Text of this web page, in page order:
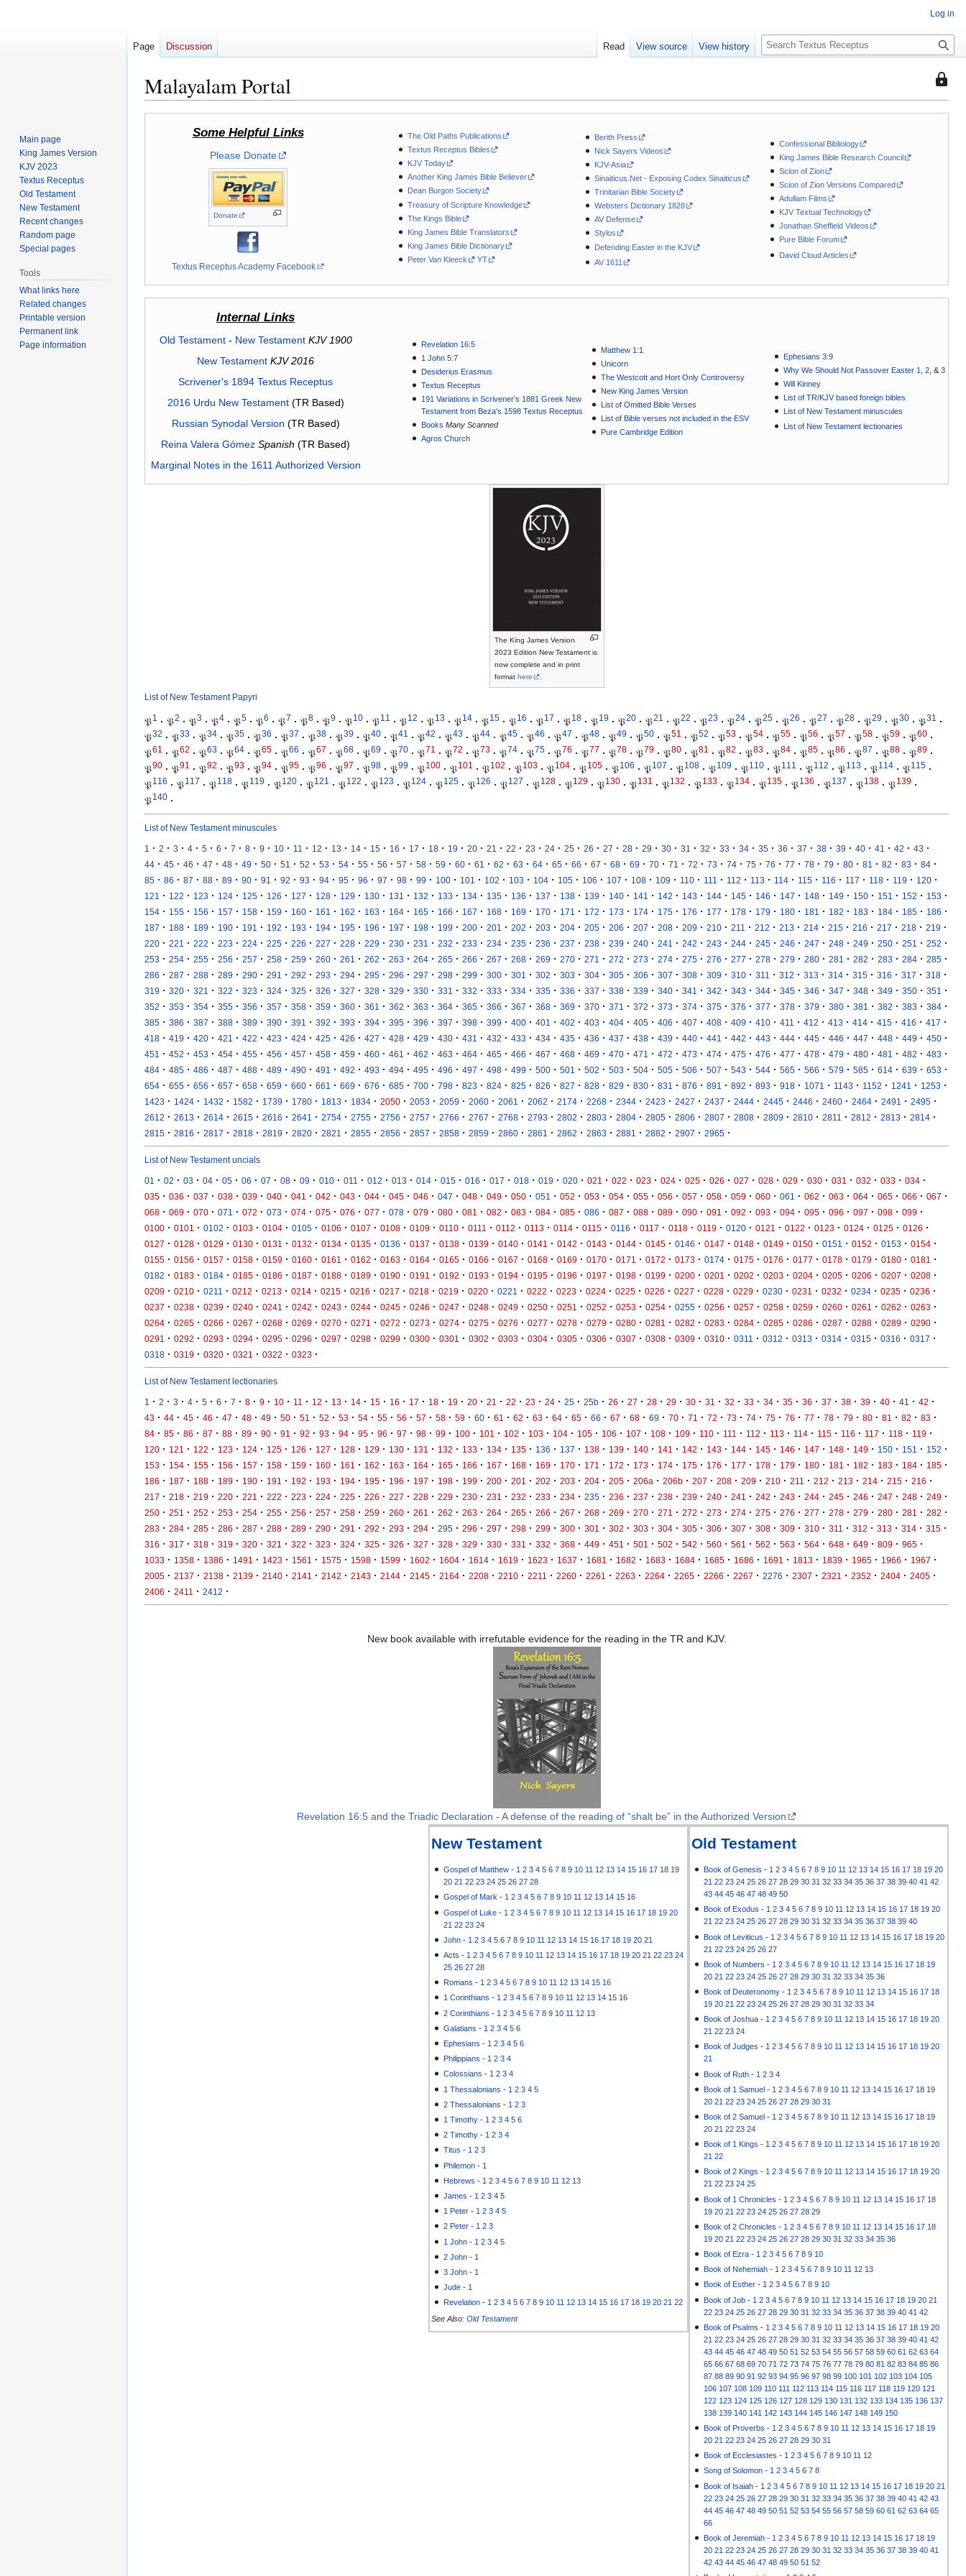
This
is
edit
it.
Malayalam Portal
Some Helpful Links
Please Donate
Donate
Textus Receptus Academy Facebook
The Old Paths Publications
Textus Receptus Bibles
KJV Today
Another King James Bible Believer
Dean Burgon Society
Treasury of Scripture Knowledge
The Kings Bible
King James Bible Translators
King James Bible Dictionary
Peter Van Kleeck
YT
Berith Press
Nick Sayers Videos
KJV-Asia
Sinaiticus.Net - Exposing Codex Sinaiticus
Trinitarian Bible Society
Websters Dictionary 1828
AV Defense
Stylos
Defending Easter in the KJV
AV 1611
Confessional Bibliology
King James Bible Research Council
Scion of Zion
Scion of Zion Versions Compared
Adullam Films
KJV Textual Technology
Jonathan Sheffield Videos
Pure Bible Forum
David Cloud Articles
Internal Links
Old Testament- New Testament KJV 1900
New Testament KJV 2016
Scrivener's 1894 Textus Receptus
2016 Urdu New Testament(TR Based)
Russian Synodal Version (TR Based)
Reina Valera Gómez Spanish (TR Based)
Marginal Notes in the 1611 Authorized Version
Revelation 16:5
1 John 5:7
Desiderius Erasmus
Textus Receptus
191 Variations in Scrivener’s 1881 Greek New
Testament from Beza's 1598 Textus Receptus
Books Many Scanned
Agros Church
Matthew 1:1
Unicorn
The Westcott and Hort Only Controversy
New King James Version
List of Omitted Bible Verses
List of Bible verses not included in the ESV
Pure Cambridge Edition
Ephesians 3:9
Why We Should Not Passover Easter 1
,2 , &3
Will Kinney
List of TR/KJV based foreign bibles
List of New Testament minuscules
List of New Testament lectionaries
The King James Version
2023 Edition New Testament is
now complete and in print
format here .
List of New Testament Papyri
𝔓1 · 𝔓2 · 𝔓3 · 𝔓4 · 𝔓5 · 𝔓6 · 𝔓7 · 𝔓8 · 𝔓9 · 𝔓10 · 𝔓11 · 𝔓12 · 𝔓13 · 𝔓14 · 𝔓15 · 𝔓16 · 𝔓17 · 𝔓18 · 𝔓19 · 𝔓20 · 𝔓21 · 𝔓22 · 𝔓23 · 𝔓24 · 𝔓25 · 𝔓26 · 𝔓27 · 𝔓28 · 𝔓29 · 𝔓30 · 𝔓31
·
𝔓32 · 𝔓33 · 𝔓34 · 𝔓35 · 𝔓36 · 𝔓37 · 𝔓38 · 𝔓39 · 𝔓40 · 𝔓41 · 𝔓42 · 𝔓43 · 𝔓44 · 𝔓45 · 𝔓46 · 𝔓47 · 𝔓48 · 𝔓49 · 𝔓50 · 𝔓51 · 𝔓52 · 𝔓53 · 𝔓54 · 𝔓55 · 𝔓56 · 𝔓57 · 𝔓58 · 𝔓59 · 𝔓60 ·
𝔓61 · 𝔓62 · 𝔓63 · 𝔓64 · 𝔓65 · 𝔓66 · 𝔓67 · 𝔓68 · 𝔓69 · 𝔓70 · 𝔓71 · 𝔓72 · 𝔓73 · 𝔓74 · 𝔓75 · 𝔓76 · 𝔓77 · 𝔓78 · 𝔓79 · 𝔓80 · 𝔓81 · 𝔓82 · 𝔓83 · 𝔓84 · 𝔓85 · 𝔓86 · 𝔓87 · 𝔓88 · 𝔓89 ·
𝔓90 · 𝔓91 · 𝔓92 · 𝔓93 · 𝔓94 · 𝔓95 · 𝔓96 · 𝔓97 · 𝔓98 · 𝔓99 · 𝔓100 · 𝔓101 · 𝔓102 · 𝔓103 · 𝔓104 · 𝔓105 · 𝔓106 · 𝔓107 · 𝔓108 · 𝔓109 · 𝔓110 · 𝔓111 · 𝔓112 · 𝔓113 · 𝔓114 · 𝔓115 ·
𝔓116 · 𝔓117 · 𝔓118 · 𝔓119 · 𝔓120 · 𝔓121 · 𝔓122 · 𝔓123 · 𝔓124 · 𝔓125 · 𝔓126 · 𝔓127 · 𝔓128 · 𝔓129 · 𝔓130 · 𝔓131 · 𝔓132 · 𝔓133 · 𝔓134 · 𝔓135 · 𝔓136 · 𝔓137 · 𝔓138 · 𝔓139 ·
𝔓140 ·
List of New Testament minuscules
1 · 2 · 3 · 4 · 5 · 6 · 7 · 8 · 9 · 10 · 11 · 12 · 13 · 14 · 15 · 16 · 17 · 18 · 19 · 20 · 21 · 22 · 23 · 24 · 25 · 26 · 27 · 28 · 29 · 30 · 31 · 32 · 33 · 34 · 35 · 36 · 37 · 38 · 39 · 40 · 41 · 42 · 43 ·
44 · 45 · 46 · 47 · 48 · 49 · 50 · 51 · 52 · 53 · 54 · 55 · 56 · 57 · 58 · 59 · 60 · 61 · 62 · 63 · 64 · 65 · 66 · 67 · 68 · 69 · 70 · 71 · 72 · 73 · 74 · 75 · 76 · 77 · 78 · 79 · 80 · 81 · 82 · 83 · 84 ·
85 · 86 · 87 · 88 · 89 · 90 · 91 · 92 · 93 · 94 · 95 · 96 · 97 · 98 · 99 · 100 · 101 · 102 · 103 · 104 · 105 · 106 · 107 · 108 · 109 · 110 · 111 · 112 · 113 · 114 · 115 · 116 · 117 · 118 · 119 · 120 ·
121 · 122 · 123 · 124 · 125 · 126 · 127 · 128 · 129 · 130 · 131 · 132 · 133 · 134 · 135 · 136 · 137 · 138 · 139 · 140 · 141 · 142 · 143 · 144 · 145 · 146 · 147 · 148 · 149 · 150 · 151 · 152 · 153 ·
154 · 155 · 156 · 157 · 158 · 159 · 160 · 161 · 162 · 163 · 164 · 165 · 166 · 167 · 168 · 169 · 170 · 171 · 172 · 173 · 174 · 175 · 176 · 177 · 178 · 179 · 180 · 181 · 182 · 183 · 184 · 185 · 186 ·
187 · 188 · 189 · 190 · 191 · 192 · 193 · 194 · 195 · 196 · 197 · 198 · 199 · 200 · 201 · 202 · 203 · 204 · 205 · 206 · 207 · 208 · 209 · 210 · 211 · 212 · 213 · 214 · 215 · 216 · 217 · 218 · 219 ·
220 · 221 · 222 · 223 · 224 · 225 · 226 · 227 · 228 · 229 · 230 · 231 · 232 · 233 · 234 · 235 · 236 · 237 · 238 · 239 · 240 · 241 · 242 · 243 · 244 · 245 · 246 · 247 · 248 · 249 · 250 · 251 · 252 ·
253 · 254 · 255 · 256 · 257 · 258 · 259 · 260 · 261 · 262 · 263 · 264 · 265 · 266 · 267 · 268 · 269 · 270 · 271 · 272 · 273 · 274 · 275 · 276 · 277 · 278 · 279 · 280 · 281 · 282 · 283 · 284 · 285 ·
286 · 287 · 288 · 289 · 290 · 291 · 292 · 293 · 294 · 295 · 296 · 297 · 298 · 299 · 300 · 301 · 302 · 303 · 304 · 305 · 306 · 307 · 308 · 309 · 310 · 311 · 312 · 313 · 314 · 315 · 316 · 317 · 318 ·
319 · 320 · 321 · 322 · 323 · 324 · 325 · 326 · 327 · 328 · 329 · 330 · 331 · 332 · 333 · 334 · 335 · 336 · 337 · 338 · 339 · 340 · 341 · 342 · 343 · 344 · 345 · 346 · 347 · 348 · 349 · 350 · 351 ·
352 · 353 · 354 · 355 · 356 · 357 · 358 · 359 · 360 · 361 · 362 · 363 · 364 · 365 · 366 · 367 · 368 · 369 · 370 · 371 · 372 · 373 · 374 · 375 · 376 · 377 · 378 · 379 · 380 · 381 · 382 · 383 · 384 ·
385 · 386 · 387 · 388 · 389 · 390 · 391 · 392 · 393 · 394 · 395 · 396 · 397 · 398 · 399 · 400 · 401 · 402 · 403 · 404 · 405 · 406 · 407 · 408 · 409 · 410 · 411 · 412 · 413 · 414 · 415 · 416 · 417 ·
418 · 419 · 420 · 421 · 422 · 423 · 424 · 425 · 426 · 427 · 428 · 429 · 430 · 431 · 432 · 433 · 434 · 435 · 436 · 437 · 438 · 439 · 440 · 441 · 442 · 443 · 444 · 445 · 446 · 447 · 448 · 449 · 450 ·
451 · 452 · 453 · 454 · 455 · 456 · 457 · 458 · 459 · 460 · 461 · 462 · 463 · 464 · 465 · 466 · 467 · 468 · 469 · 470 · 471 · 472 · 473 · 474 · 475 · 476 · 477 · 478 · 479 · 480 · 481 · 482 · 483 ·
484 · 485 · 486 · 487 · 488 · 489 · 490 · 491 · 492 · 493 · 494 · 495 · 496 · 497 · 498 · 499 · 500 · 501 · 502 · 503 · 504 · 505 · 506 · 507 · 543 · 544 · 565 · 566 · 579 · 585 · 614 · 639 · 653 ·
654 · 655 · 656 · 657 · 658 · 659 · 660 · 661 · 669 · 676 · 685 · 700 · 798 · 823 · 824 · 825 · 826 · 827 · 828 · 829 · 830 · 831 · 876 · 891 · 892 · 893 · 918 · 1071 · 1143 · 1152 · 1241 · 1253 ·
1423 · 1424 · 1432 · 1582 · 1739 · 1780 · 1813 · 1834 · 2050 · 2053 · 2059 · 2060 · 2061 · 2062 · 2174 · 2268 · 2344 · 2423 · 2427 · 2437 · 2444 · 2445 · 2446 · 2460 · 2464 · 2491 · 2495 ·
2612 · 2613 · 2614 · 2615 · 2616 · 2641 · 2754 · 2755 · 2756 · 2757 · 2766 · 2767 · 2768 · 2793 · 2802 · 2803 · 2804 · 2805 · 2806 · 2807 · 2808 · 2809 · 2810 · 2811 · 2812 · 2813 · 2814 ·
2815 · 2816 · 2817 · 2818 · 2819 · 2820 · 2821 · 2855 · 2856 · 2857 · 2858 · 2859 · 2860 · 2861 · 2862 · 2863 · 2881 · 2882 · 2907 · 2965 ·
List of New Testament uncials
01 · 02 · 03 · 04 · 05 · 06 · 07 · 08 · 09 · 010 · 011 · 012 · 013 · 014 · 015 · 016 · 017 · 018 · 019 · 020 · 021 · 022 · 023 · 024 · 025 · 026 · 027 · 028 · 029 · 030 · 031 · 032 · 033 · 034 ·
035 · 036 · 037 · 038 · 039 · 040 · 041 · 042 · 043 · 044 · 045 · 046 · 047 · 048 · 049 · 050 · 051 · 052 · 053 · 054 · 055 · 056 · 057 · 058 · 059 · 060 · 061 · 062 · 063 · 064 · 065 · 066 · 067 ·
068 · 069 · 070 · 071 · 072 · 073 · 074 · 075 · 076 · 077 · 078 · 079 · 080 · 081 · 082 · 083 · 084 · 085 · 086 · 087 · 088 · 089 · 090 · 091 · 092 · 093 · 094 · 095 · 096 · 097 · 098 · 099 ·
0100 · 0101 · 0102 · 0103 · 0104 · 0105 · 0106 · 0107 · 0108 · 0109 · 0110 · 0111 · 0112 · 0113 · 0114 · 0115 · 0116 · 0117 · 0118 · 0119 · 0120 · 0121 · 0122 · 0123 · 0124 · 0125 · 0126 ·
0127 · 0128 · 0129 · 0130 · 0131 · 0132 · 0134 · 0135 · 0136 · 0137 · 0138 · 0139 · 0140 · 0141 · 0142 · 0143 · 0144 · 0145 · 0146 · 0147 · 0148 · 0149 · 0150 · 0151 · 0152 · 0153 · 0154 ·
0155 · 0156 · 0157 · 0158 · 0159 · 0160 · 0161 · 0162 · 0163 · 0164 · 0165 · 0166 · 0167 · 0168 · 0169 · 0170 · 0171 · 0172 · 0173 · 0174 · 0175 · 0176 · 0177 · 0178 · 0179 · 0180 · 0181 ·
0182 · 0183 · 0184 · 0185 · 0186 · 0187 · 0188 · 0189 · 0190 · 0191 · 0192 · 0193 · 0194 · 0195 · 0196 · 0197 · 0198 · 0199 · 0200 · 0201 · 0202 · 0203 · 0204 · 0205 · 0206 · 0207 · 0208 ·
0209 · 0210 · 0211 · 0212 · 0213 · 0214 · 0215 · 0216 · 0217 · 0218 · 0219 · 0220 · 0221 · 0222 · 0223 · 0224 · 0225 · 0226 · 0227 · 0228 · 0229 · 0230 · 0231 · 0232 · 0234 · 0235 · 0236 ·
0237 · 0238 · 0239 · 0240 · 0241 · 0242 · 0243 · 0244 · 0245 · 0246 · 0247 · 0248 · 0249 · 0250 · 0251 · 0252 · 0253 · 0254 · 0255 · 0256 · 0257 · 0258 · 0259 · 0260 · 0261 · 0262 · 0263 ·
0264 · 0265 · 0266 · 0267 · 0268 · 0269 · 0270 · 0271 · 0272 · 0273 · 0274 · 0275 · 0276 · 0277 · 0278 · 0279 · 0280 · 0281 · 0282 · 0283 · 0284 · 0285 · 0286 · 0287 · 0288 · 0289 · 0290 ·
0291 · 0292 · 0293 · 0294 · 0295 · 0296 · 0297 · 0298 · 0299 · 0300 · 0301 · 0302 · 0303 · 0304 · 0305 · 0306 · 0307 · 0308 · 0309 · 0310 · 0311 · 0312 · 0313 · 0314 · 0315 · 0316 · 0317 ·
0318 · 0319 · 0320 · 0321 · 0322 · 0323 ·
List of New Testament lectionaries
1 · 2 · 3 · 4 · 5 · 6 · 7 · 8 · 9 · 10 · 11 · 12 · 13 · 14 · 15 · 16 · 17 · 18 · 19 · 20 · 21 · 22 · 23 · 24 · 25 · 25b · 26 · 27 · 28 · 29 · 30 · 31 · 32 · 33 · 34 · 35 · 36 · 37 · 38 · 39 · 40 · 41 · 42 ·
43 · 44 · 45 · 46 · 47 · 48 · 49 · 50 · 51 · 52 · 53 · 54 · 55 · 56 · 57 · 58 · 59 · 60 · 61 · 62 · 63 · 64 · 65 · 66 · 67 · 68 · 69 · 70 · 71 · 72 · 73 · 74 · 75 · 76 · 77 · 78 · 79 · 80 · 81 · 82 · 83 ·
84 · 85 · 86 · 87 · 88 · 89 · 90 · 91 · 92 · 93 · 94 · 95 · 96 · 97 · 98 · 99 · 100 · 101 · 102 · 103 · 104 · 105 · 106 · 107 · 108 · 109 · 110 · 111 · 112 · 113 · 114 · 115 · 116 · 117 · 118 · 119 ·
120 · 121 · 122 · 123 · 124 · 125 · 126 · 127 · 128 · 129 · 130 · 131 · 132 · 133 · 134 · 135 · 136 · 137 · 138 · 139 · 140 · 141 · 142 · 143 · 144 · 145 · 146 · 147 · 148 · 149 · 150 · 151 · 152 ·
153 · 154 · 155 · 156 · 157 · 158 · 159 · 160 · 161 · 162 · 163 · 164 · 165 · 166 · 167 · 168 · 169 · 170 · 171 · 172 · 173 · 174 · 175 · 176 · 177 · 178 · 179 · 180 · 181 · 182 · 183 · 184 · 185 ·
186 · 187 · 188 · 189 · 190 · 191 · 192 · 193 · 194 · 195 · 196 · 197 · 198 · 199 · 200 · 201 · 202 · 203 · 204 · 205 · 206a · 206b · 207 · 208 · 209 · 210 · 211 · 212 · 213 · 214 · 215 · 216 ·
217 · 218 · 219 · 220 · 221 · 222 · 223 · 224 · 225 · 226 · 227 · 228 · 229 · 230 · 231 · 232 · 233 · 234 · 235 · 236 · 237 · 238 · 239 · 240 · 241 · 242 · 243 · 244 · 245 · 246 · 247 · 248 · 249 ·
250 · 251 · 252 · 253 · 254 · 255 · 256 · 257 · 258 · 259 · 260 · 261 · 262 · 263 · 264 · 265 · 266 · 267 · 268 · 269 · 270 · 271 · 272 · 273 · 274 · 275 · 276 · 277 · 278 · 279 · 280 · 281 · 282 ·
283 · 284 · 285 · 286 · 287 · 288 · 289 · 290 · 291 · 292 · 293 · 294 · 295 · 296 · 297 · 298 · 299 · 300 · 301 · 302 · 303 · 304 · 305 · 306 · 307 · 308 · 309 · 310 · 311 · 312 · 313 · 314 · 315 ·
316 · 317 · 318 · 319 · 320 · 321 · 322 · 323 · 324 · 325 · 326 · 327 · 328 · 329 · 330 · 331 · 332 · 368 · 449 · 451 · 501 · 502 · 542 · 560 · 561 · 562 · 563 · 564 · 648 · 649 · 809 · 965 ·
1033 · 1358 · 1386 · 1491 · 1423 · 1561 · 1575 · 1598 · 1599 · 1602 · 1604 · 1614 · 1619 · 1623 · 1637 · 1681 · 1682 · 1683 · 1684 · 1685 · 1686 · 1691 · 1813 · 1839 · 1965 · 1966 · 1967 ·
2005 · 2137 · 2138 · 2139 · 2140 · 2141 · 2142 · 2143 · 2144 · 2145 · 2164 · 2208 · 2210 · 2211 · 2260 · 2261 · 2263 · 2264 · 2265 · 2266 · 2267 · 2276 · 2307 · 2321 · 2352 · 2404 · 2405 ·
2406 · 2411 · 2412 ·
New book available with irrefutable evidence for the reading in the TR and KJV.
Revelation 16:5 and the Triadic Declaration - A defense of the reading of “shalt be” in the Authorized Version
Old Testament
Book of Genesis - 1 2 3 4 5 6 7 8 9 10 11 12 13 14 15 16 17 18 19 20
21 22 23 24 25 26 27 28 29 30 31 32 33 34 35 36 37 38 39 40 41 42
43 44 45 46 47 48 49 50
Book of Exodus - 1 2 3 4 5 6 7 8 9 10 11 12 13 14 15 16 17 18 19 20
21 22 23 24 25 26 27 28 29 30 31 32 33 34 35 36 37 38 39 40
Book of Leviticus - 1 2 3 4 5 6 7 8 9 10 11 12 13 14 15 16 17 18 19 20
21 22 23 24 25 26 27
Book of Numbers - 1 2 3 4 5 6 7 8 9 10 11 12 13 14 15 16 17 18 19
20 21 22 23 24 25 26 27 28 29 30 31 32 33 34 35 36
Book of Deuteronomy - 1 2 3 4 5 6 7 8 9 10 11 12 13 14 15 16 17 18
19 20 21 22 23 24 25 26 27 28 29 30 31 32 33 34
Book of Joshua - 1 2 3 4 5 6 7 8 9 10 11 12 13 14 15 16 17 18 19 20
21 22 23 24
Book of Judges - 1 2 3 4 5 6 7 8 9 10 11 12 13 14 15 16 17 18 19 20
21
Book of Ruth - 1 2 3 4
Book of 1 Samuel - 1 2 3 4 5 6 7 8 9 10 11 12 13 14 15 16 17 18 19
20 21 22 23 24 25 26 27 28 29 30 31
Book of 2 Samuel - 1 2 3 4 5 6 7 8 9 10 11 12 13 14 15 16 17 18 19
20 21 22 23 24
Book of 1 Kings - 1 2 3 4 5 6 7 8 9 10 11 12 13 14 15 16 17 18 19 20
21 22
Book of 2 Kings - 1 2 3 4 5 6 7 8 9 10 11 12 13 14 15 16 17 18 19 20
21 22 23 24 25
Book of 1 Chronicles - 1 2 3 4 5 6 7 8 9 10 11 12 13 14 15 16 17 18
19 20 21 22 23 24 25 26 27 28 29
Book of 2 Chronicles - 1 2 3 4 5 6 7 8 9 10 11 12 13 14 15 16 17 18
19 20 21 22 23 24 25 26 27 28 29 30 31 32 33 34 35 36
Book of Ezra - 1 2 3 4 5 6 7 8 9 10
Book of Nehemiah - 1 2 3 4 5 6 7 8 9 10 11 12 13
Book of Esther - 1 2 3 4 5 6 7 8 9 10
Book of Job - 1 2 3 4 5 6 7 8 9 10 11 12 13 14 15 16 17 18 19 20 21
22 23 24 25 26 27 28 29 30 31 32 33 34 35 36 37 38 39 40 41 42
Book of Psalms - 1 2 3 4 5 6 7 8 9 10 11 12 13 14 15 16 17 18 19 20
21 22 23 24 25 26 27 28 29 30 31 32 33 34 35 36 37 38 39 40 41 42
43 44 45 46 47 48 49 50 51 52 53 54 55 56 57 58 59 60 61 62 63 64
65 66 67 68 69 70 71 72 73 74 75 76 77 78 79 80 81 82 83 84 85 86
87 88 89 90 91 92 93 94 95 96 97 98 99 100 101 102 103 104 105
106 107 108 109 110 111 112 113 114 115 116 117 118 119 120 121
122 123 124 125 126 127 128 129 130 131 132 133 134 135 136 137
138 139 140 141 142 143 144 145 146 147 148 149 150
Book of Proverbs - 1 2 3 4 5 6 7 8 9 10 11 12 13 14 15 16 17 18 19
20 21 22 23 24 25 26 27 28 29 30 31
Book of Ecclesiastes - 1 2 3 4 5 6 7 8 9 10 11 12
Song of Solomon -1 2 3 4 5 6 7 8
Book of Isaiah - 1 2 3 4 5 6 7 8 9 10 11 12 13 14 15 16 17 18 19 20 21
22 23 24 25 26 27 28 29 30 31 32 33 34 35 36 37 38 39 40 41 42 43
44 45 46 47 48 49 50 51 52 53 54 55 56 57 58 59 60 61 62 63 64 65
66
Book of Jeremiah - 1 2 3 4 5 6 7 8 9 10 11 12 13 14 15 16 17 18 19
20 21 22 23 24 25 26 27 28 29 30 31 32 33 34 35 36 37 38 39 40 41
42 43 44 45 46 47 48 49 50 51 52
New Testament
Gospel of Matthew - 1 2 3 4 5 6 7 8 9 10 11 12 13 14 15 16 17 18 19
20 21 22 23 24 25 26 27 28
Gospel of Mark - 1 2 3 4 5 6 7 8 9 10 11 12 13 14 15 16
Gospel of Luke - 1 2 3 4 5 6 7 8 9 10 11 12 13 14 15 16 17 18 19 20
21 22 23 24
John - 1 2 3 4 5 6 7 8 9 10 11 12 13 14 15 16 17 18 19 20 21
Acts - 1 2 3 4 5 6 7 8 9 10 11 12 13 14 15 16 17 18 19 20 21 22 23 24
25 26 27 28
Romans - 1 2 3 4 5 6 7 8 9 10 11 12 13 14 15 16
1 Corinthians - 1 2 3 4 5 6 7 8 9 10 11 12 13 14 15 16
2 Corinthians - 1 2 3 4 5 6 7 8 9 10 11 12 13
Galatians - 1 2 3 4 5 6
Ephesians - 1 2 3 4 5 6
Philippians - 1 2 3 4
Colossians - 1 2 3 4
1 Thessalonians - 1 2 3 4 5
2 Thessalonians - 1 2 3
1 Timothy - 1 2 3 4 5 6
2 Timothy - 1 2 3 4
Titus - 1 2 3
Philemon - 1
Hebrews - 1 2 3 4 5 6 7 8 9 10 11 12 13
James - 1 2 3 4 5
1 Peter - 1 2 3 4 5
2 Peter -1 2 3
1 John - 1 2 3 4 5
2 John - 1
3 John - 1
Jude - 1
Revelation -1 2 3 4 5 6 7 8 9 10 11 12 13 14 15 16 17 18 19 20 21 22
See Also: Old Testament
Log in
Page Discussion Read View source View history
S
e
c
Main page
King James Version
KJV 2023
Textus Receptus
Old Testament
New Testament
Recent changes
Random page
Special pages
Tools
What links here
Related changes
Printable version
Permanent link
Page information